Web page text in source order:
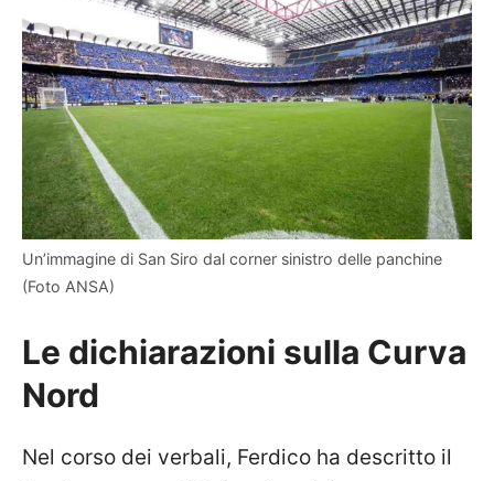
Un’immagine di San Siro dal corner sinistro delle panchine
(Foto ANSA)
Le dichiarazioni sulla Curva
Nord
Nel corso dei verbali, Ferdico ha descritto il